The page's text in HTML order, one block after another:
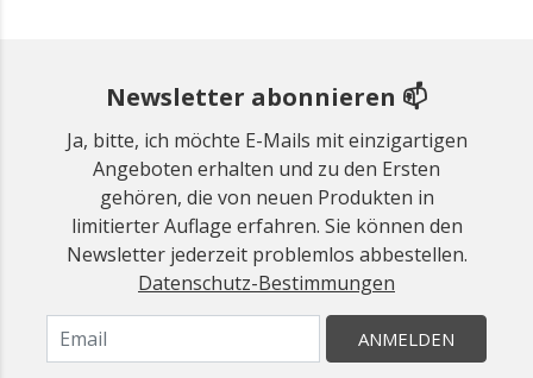
Newsletter abonnieren 📫
Ja, bitte, ich möchte E-Mails mit einzigartigen
Angeboten erhalten und zu den Ersten
gehören, die von neuen Produkten in
limitierter Auflage erfahren. Sie können den
Newsletter jederzeit problemlos abbestellen.
Datenschutz-Bestimmungen
ANMELDEN